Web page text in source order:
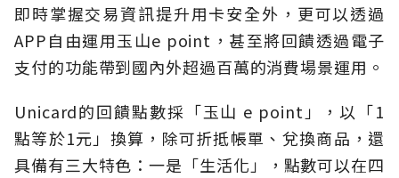
即時掌握交易資訊提升用卡安全外，更可以透過
APP自由運用玉山e point，甚至將回饋透過電子
支付的功能帶到國內外超過百萬的消費場景運用。
Unicard的回饋點數採「玉山 e point」，以「1
點等於1元」換算，除可折抵帳單、兌換商品，還
具備有三大特色：一是「生活化」，點數可以在四